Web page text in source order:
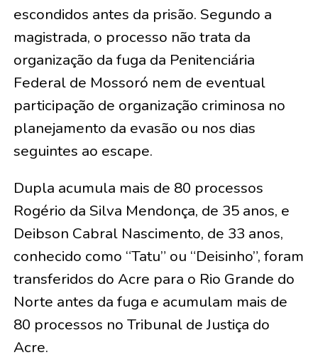
escondidos antes da prisão. Segundo a
magistrada, o processo não trata da
organização da fuga da Penitenciária
Federal de Mossoró nem de eventual
participação de organização criminosa no
planejamento da evasão ou nos dias
seguintes ao escape.
Dupla acumula mais de 80 processos
Rogério da Silva Mendonça, de 35 anos, e
Deibson Cabral Nascimento, de 33 anos,
conhecido como “Tatu” ou “Deisinho”, foram
transferidos do Acre para o Rio Grande do
Norte antes da fuga e acumulam mais de
80 processos no Tribunal de Justiça do
Acre.